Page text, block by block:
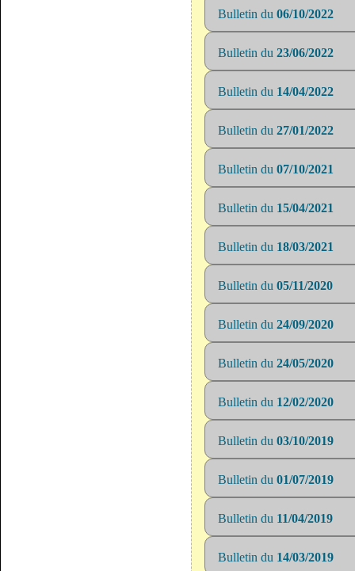
Bulletin du 06/10/2022
Bulletin du 23/06/2022
Bulletin du 14/04/2022
Bulletin du 27/01/2022
Bulletin du 07/10/2021
Bulletin du 15/04/2021
Bulletin du 18/03/2021
Bulletin du 05/11/2020
Bulletin du 24/09/2020
Bulletin du 24/05/2020
Bulletin du 12/02/2020
Bulletin du 03/10/2019
Bulletin du 01/07/2019
Bulletin du 11/04/2019
Bulletin du 14/03/2019